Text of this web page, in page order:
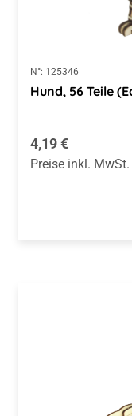
N°: 125346
Hund, 56 Teile
Regulärer Preis:
4,19 €
Preise inkl.